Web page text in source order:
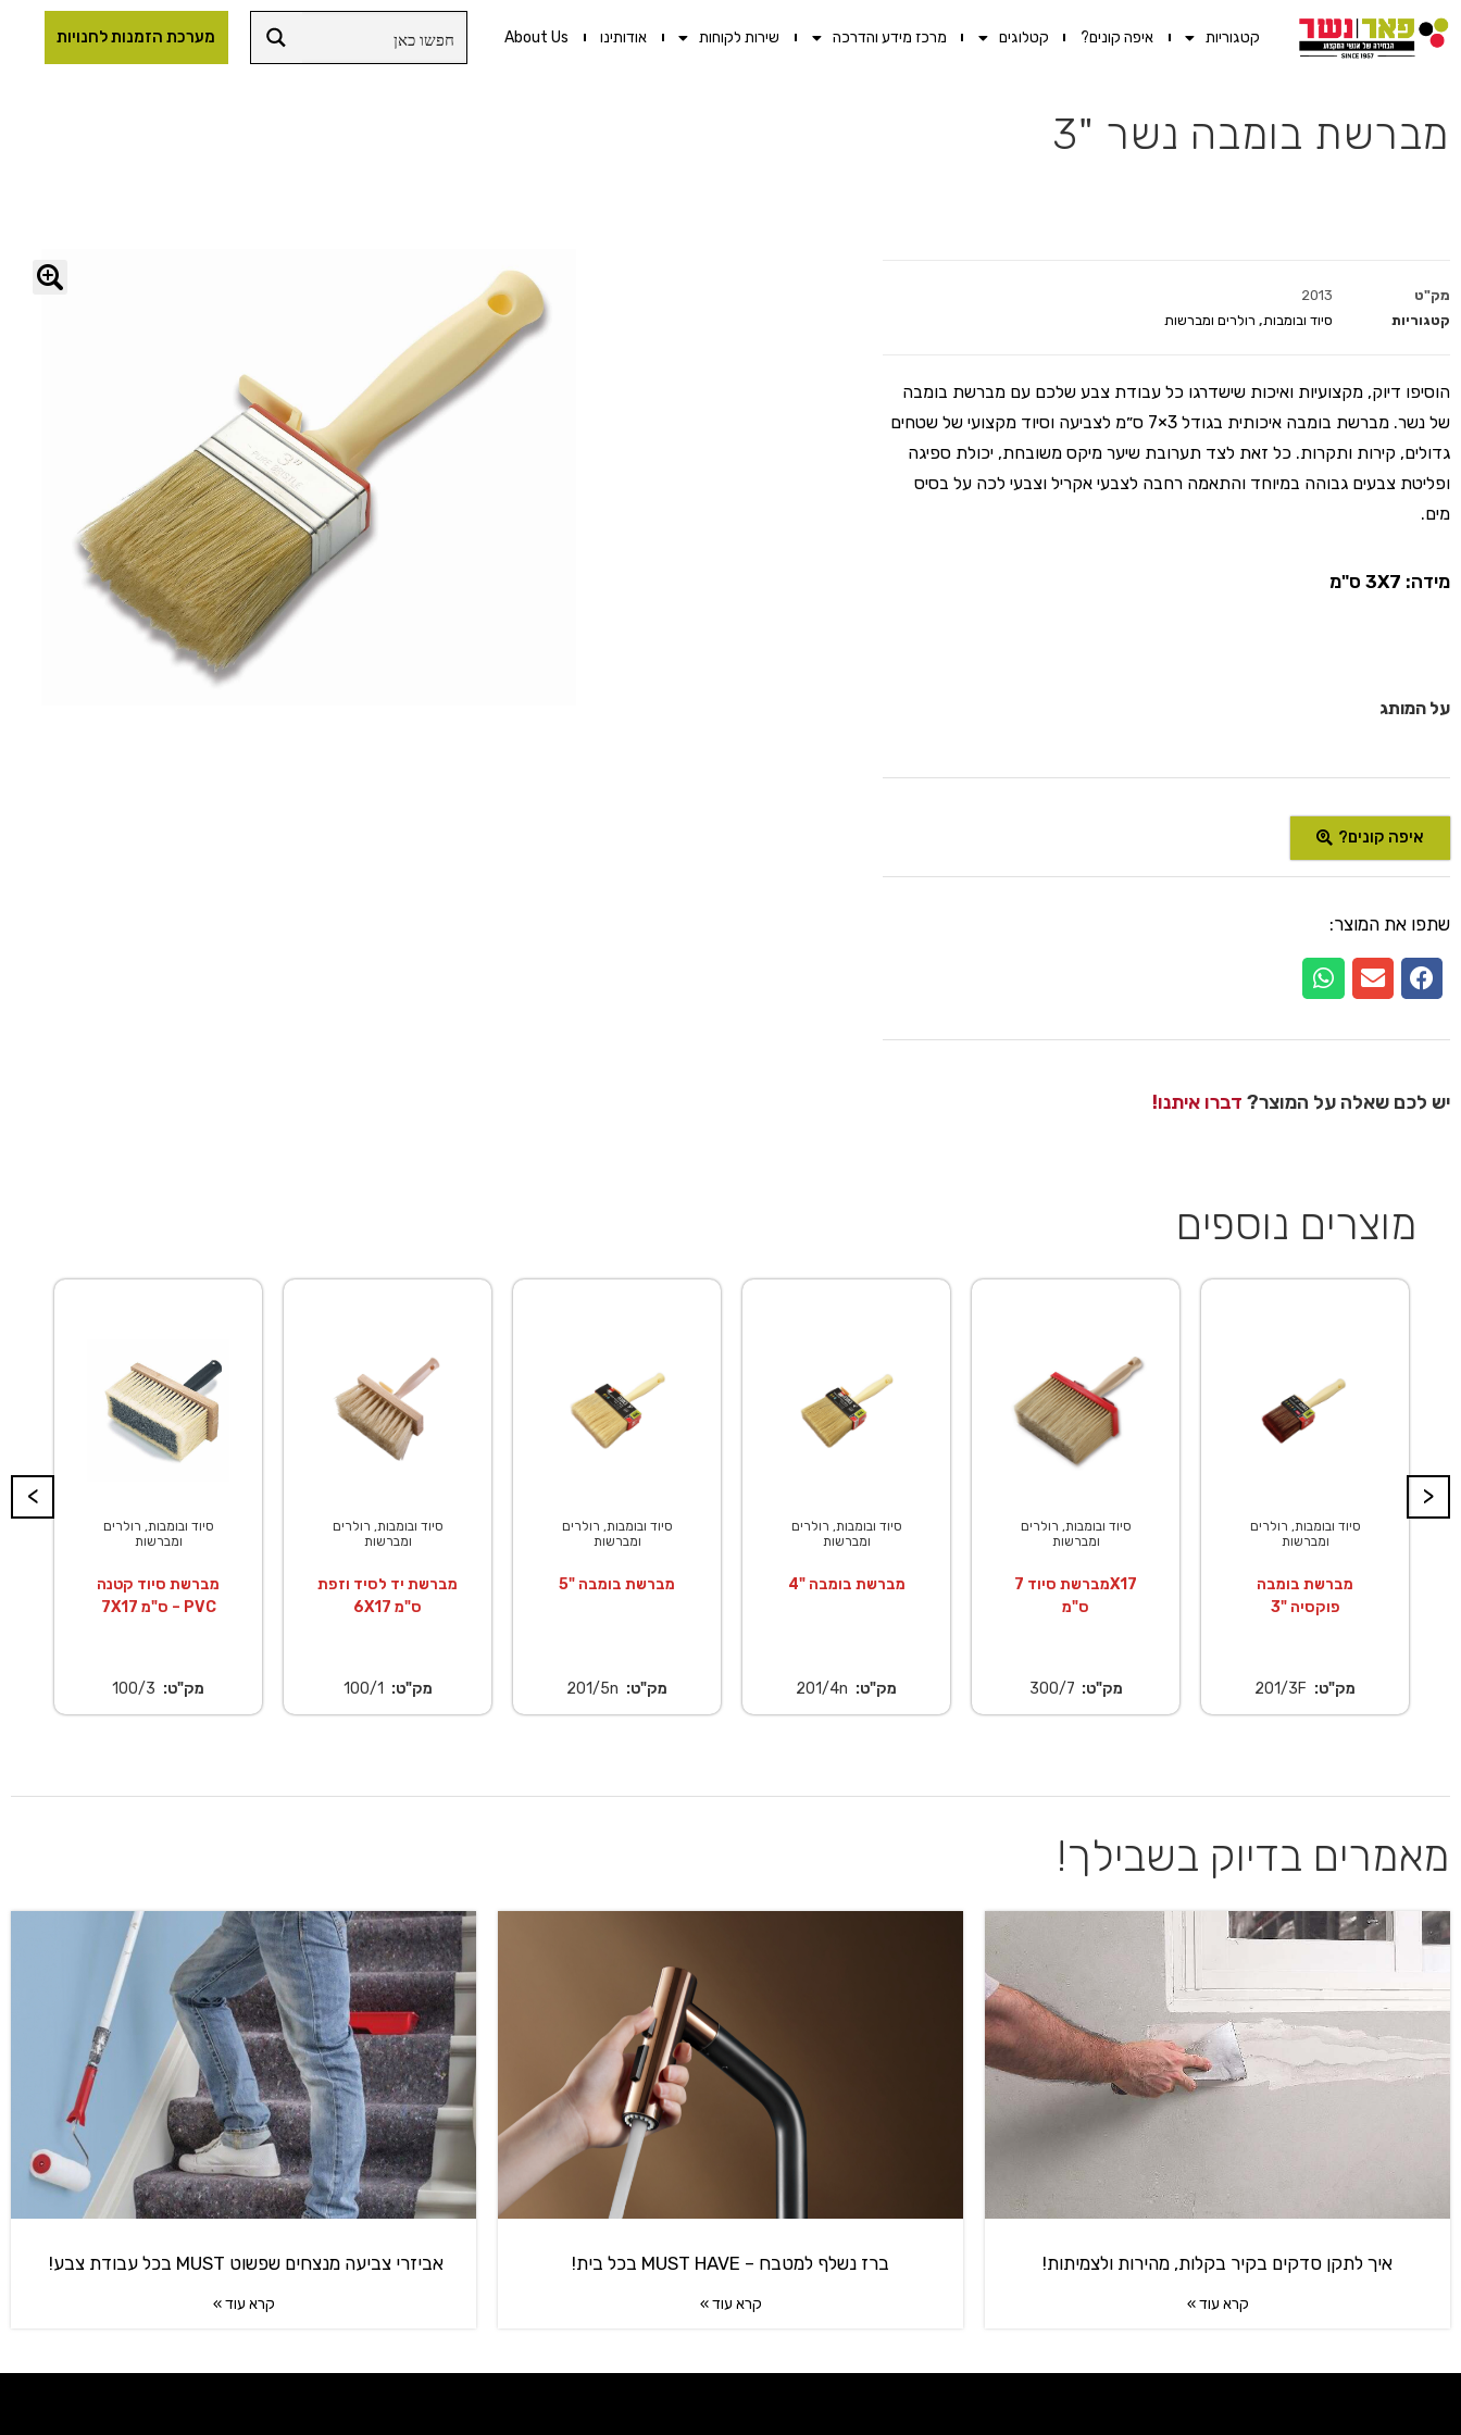
קטגוריות איפה קונים? קטלוגים מרכז מידע והדרכה שירות לקוחות אודותינו About Us מערכת הזמנות לחנויות
מברשת בומבה נשר "3
מק"ט
2013
קטגוריות
סיוד ובומבות, רולרים ומברשות
הוסיפו דיוק, מקצועיות ואיכות שישדרגו כל עבודת צבע שלכם עם מברשת בומבה
של נשר. מברשת בומבה איכותית בגודל 3×7 ס״מ לצביעה וסיוד מקצועי של שטחים
גדולים, קירות ותקרות. כל זאת לצד תערובת שיער מיקס משובחת, יכולת ספיגה
ופליטת צבעים גבוהה במיוחד והתאמה רחבה לצבעי אקריל וצבעי לכה על בסיס
מים.
מידה: 3X7 ס"מ
על המותג
איפה קונים?
שתפו את המוצר:
יש לכם שאלה על המוצר? דברו איתנו!
מוצרים נוספים
>
סיוד ובומבות, רולרים
ומברשות
מברשת בומבה
פוקסיה "3
מק"ט: 201/3F
סיוד ובומבות, רולרים
ומברשות
מברשת סיוד 7X17
ס"מ
מק"ט:300/7
סיוד ובומבות, רולרים
ומברשות
מברשת בומבה "4
מק"ט: 201/4n
סיוד ובומבות, רולרים
ומברשות
מברשת בומבה "5
מק"ט: 201/5n
סיוד ובומבות, רולרים
ומברשות
מברשת יד לסיד וזפת
6X17 ס"מ
מק"ט: 100/1
סיוד ובומבות, רולרים
ומברשות
מברשת סיוד קטנה
7X17 ס"מ – PVC
מק"ט: 100/3
<
מאמרים בדיוק בשבילך!
איך לתקן סדקים בקיר בקלות, מהירות ולצמיתות!
קרא עוד »
ברז נשלף למטבח – MUST HAVE בכל בית!
קרא עוד »
אביזרי צביעה מנצחים שפשוט MUST בכל עבודת צבע!
קרא עוד »